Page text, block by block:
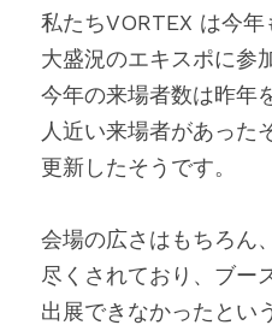
私たちVORTEX は今
大盛況のエキスポに参
今年の来場者数は昨年
人近い来場者があった
更新したそうです。
会場の広さはもちろん
尽くされており、ブー
出展できなかったとい